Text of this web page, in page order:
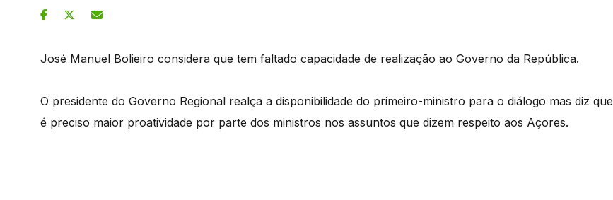
José Manuel Bolieiro considera que tem faltado capacidade de realização ao Governo da República.
O presidente do Governo Regional realça a disponibilidade do primeiro-ministro para o diálogo mas diz que
é preciso maior proatividade por parte dos ministros nos assuntos que dizem respeito aos Açores.